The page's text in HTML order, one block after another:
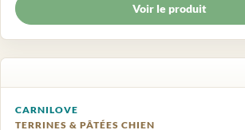
Voir le produit
CARNILOVE
TERRINES & PÂTÉES CHIEN